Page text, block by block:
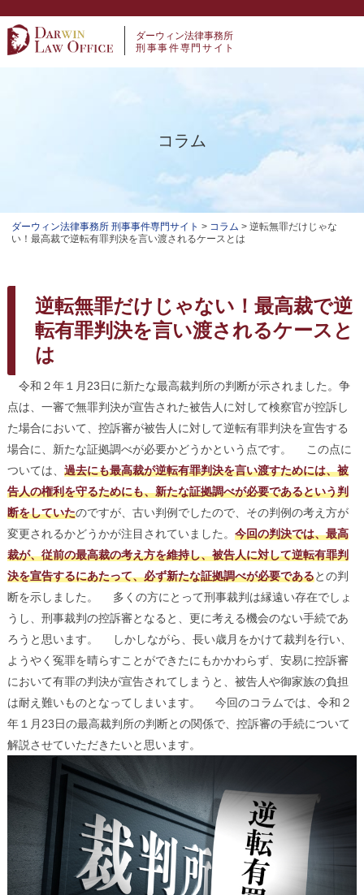
ダーウィン法律事務所
刑事事件専門サイト
コラム
ダーウィン法律事務所 刑事事件専門サイト > コラム >逆転無罪だけじゃな
い！最高裁で逆転有罪判決を言い渡されるケースとは
逆転無罪だけじゃない！最高裁で逆
転有罪判決を言い渡されるケースと
は
令和２年１月23日に新たな最高裁判所の判断が示されました。争
点は、一審で無罪判決が宣告された被告人に対して検察官が控訴し
た場合において、控訴審が被告人に対して逆転有罪判決を宣告する
場合に、新たな証拠調べが必要かどうかという点です。 この点に
ついては、 過去にも最高裁が逆転有罪判決を言い渡すためには、被
告人の権利を守るためにも、新たな証拠調べが必要であるという判
断をしていたのですが、古い判例でしたので、その判例の考え方が
変更されるかどうかが注目されていました。 今回の判決では、最高
裁が、従前の最高裁の考え方を維持し、被告人に対して逆転有罪判
決を宣告するにあたって、必ず新たな証拠調べが必要であるとの判
断を示しました。 多くの方にとって刑事裁判は縁遠い存在でしょ
うし、刑事裁判の控訴審となると、更に考える機会のない手続であ
ろうと思います。 しかしながら、長い歳月をかけて裁判を行い、
ようやく冤罪を晴らすことができたにもかかわらず、安易に控訴審
において有罪の判決が宣告されてしまうと、被告人や御家族の負担
は耐え難いものとなってしまいます。 今回のコラムでは、令和２
年１月23日の最高裁判所の判断との関係で、控訴審の手続について
解説させていただきたいと思います。